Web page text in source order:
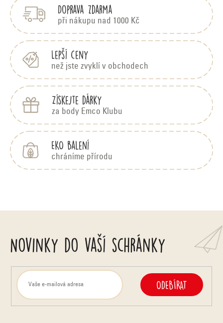
Doprava zdarma
při nákupu nad 1000 Kč
Lepší ceny
než jste zvyklí v obchodech
Získejte dárky
za body Emco Klubu
EKO balení
chráníme přírodu
Novinky do vaší schránky
ODEBÍRAT